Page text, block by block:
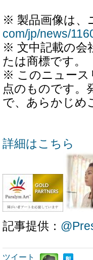
※ 製品画像は、
com/jp/news/
※ 文中記載の会
たは商標です。
※ このニュース
点のものです。
で、あらかじめ
詳細はこちら
記事提供：
ツイート